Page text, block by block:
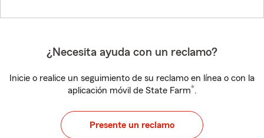
¿Necesita ayuda con un reclamo?
Inicie o realice un seguimiento de su reclamo en línea o con la
aplicación móvil de State Farm®.
Presente un reclamo